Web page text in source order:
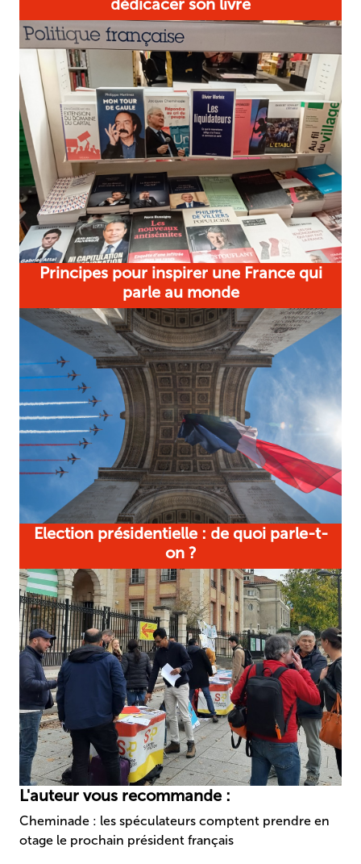
dédicacer son livre
Principes pour inspirer une France qui
parle au monde
Election présidentielle : de quoi parle-t-
on ?
L'auteur vous recommande :
Cheminade : les spéculateurs comptent prendre en
otage le prochain président français